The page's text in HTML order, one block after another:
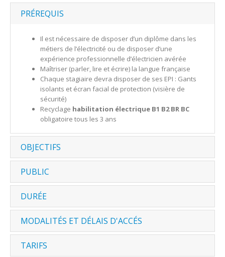
PRÉREQUIS
Il est nécessaire de disposer d’un diplôme dans les
métiers de l’électricité ou de disposer d’une
expérience professionnelle d’électricien avérée
Maîtriser (parler, lire et écrire) la langue française
Chaque stagiaire devra disposer de ses EPI : Gants
isolants et écran facial de protection (visière de
sécurité)
Recyclage habilitation électrique B1 B2 BR BC
obligatoire tous les 3 ans
OBJECTIFS
PUBLIC
DURÉE
MODALITÉS ET DÉLAIS D'ACCÉS
TARIFS